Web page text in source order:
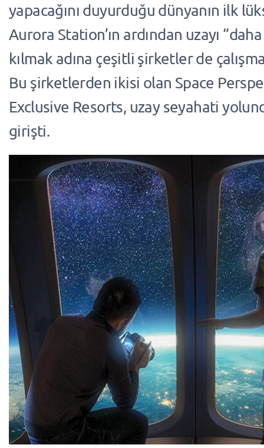
yapacağını duyurduğu dünyanın ilk
Aurora Station’ın ardından uzayı
kılmak adına çeşitli şirketler de
Bu şirketlerden ikisi olan Space
Exclusive Resorts, uzay seyahati
girişti.